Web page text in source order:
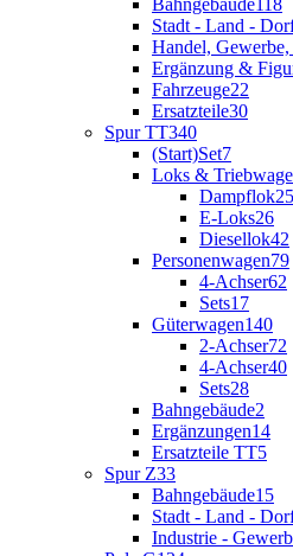
Stadt - Land -
Handel,
Ergänzung &
Fahrzeuge22
Ersatzteile30
Spur TT340
(Start)Set7
Loks &
Dampflok25
E-Loks26
Diesellok42
Personenwagen79
4-Achser62
Sets17
Güterwagen140
2-Achser72
4-Achser40
Sets28
Bahngebäude2
Ergänzungen14
Ersatzteile TT5
Spur Z33
Bahngebäude15
Stadt - Land -
Industrie -